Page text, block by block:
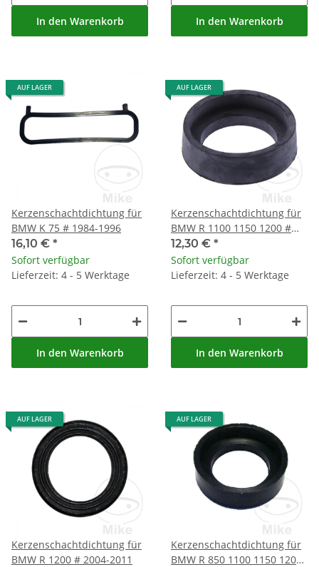
In den Warenkorb In den Warenkorb
AUF LAGER
Kerzenschachtdichtung für
BMW K 75 # 1984-1996
16,10 € *
Sofort verfügbar
Lieferzeit: 4 - 5 Werktage
In den Warenkorb
AUF LAGER
Kerzenschachtdichtung für
BMW R 1100 1150 1200 #
2001-2005
12,30 € *
Sofort verfügbar
Lieferzeit: 4 - 5 Werktage
In den Warenkorb
AUF LAGER
Kerzenschachtdichtung für
BMW R 1200 # 2004-2011
AUF LAGER
Kerzenschachtdichtung für
BMW R 850 1100 1150 1200